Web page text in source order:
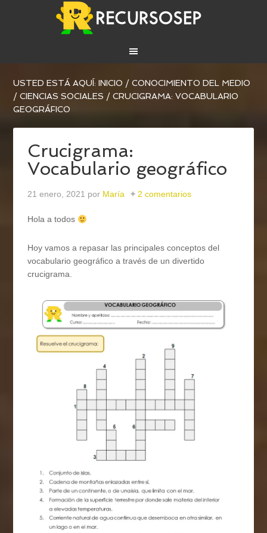
USTED ESTÁ AQUÍ:INICIO / CONOCIMIENTO DEL MEDIO
/ CIENCIAS SOCIALES / CRUCIGRAMA: VOCABULARIO
GEOGRÁFICO
Crucigrama:
Vocabulario geográfico
21 enero, 2021 por María 2 comentarios
Hola a todos
Hoy vamos a repasar las principales conceptos del
vocabulario geográfico a través de un divertido
crucigrama.